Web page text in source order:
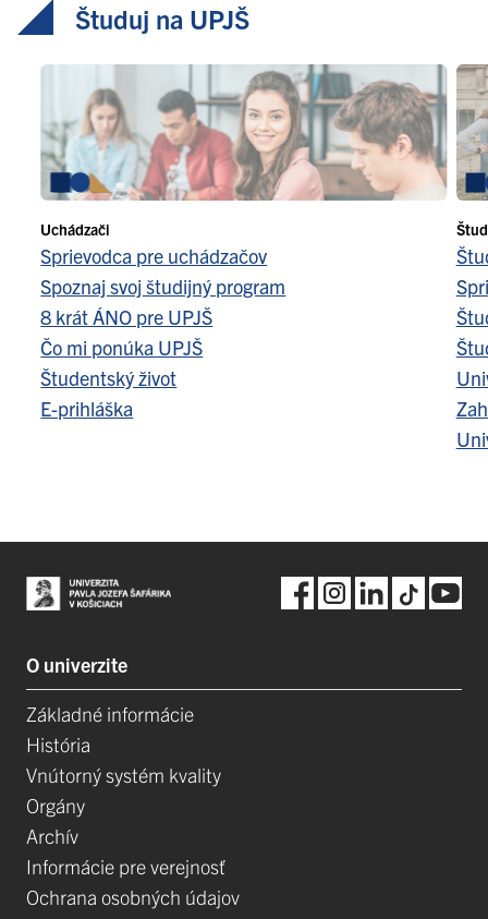
Študuj na UPJŠ
Uchádzači
Sprievodca pre uchádzačov
Spoznaj svoj študijný program
8 krát ÁNO pre UPJŠ
Čo mi ponúka UPJŠ
Študentský život
E-prihláška
O univerzite
Základné informácie
História
Vnútorný systém kvality
Orgány
Archív
Informácie pre verejnosť
Ochrana osobných údajov